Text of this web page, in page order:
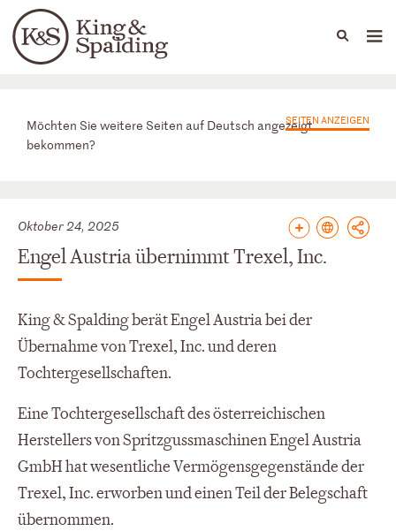
Languages
People Capabilities
News & Insights
Möchten Sie weitere Seiten auf Deutsch angezeigt
bekommen?
SEITEN ANZEIGEN
Oktober 24, 2025
Engel Austria übernimmt Trexel, Inc.
King & Spalding berät Engel Austria bei der
Übernahme von Trexel, Inc. und deren
Tochtergesellschaften.
Eine Tochtergesellschaft des österreichischen
Herstellers von Spritzgussmaschinen Engel Austria
GmbH hat wesentliche Vermögensgegenstände der
Trexel, Inc. erworben und einen Teil der Belegschaft
übernommen.